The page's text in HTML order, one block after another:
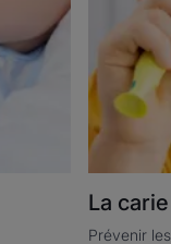
La
Prévenir